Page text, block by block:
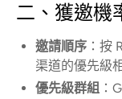
二、獲邀機
邀請順序 ：按
渠道的優先級
優先級群組 ：